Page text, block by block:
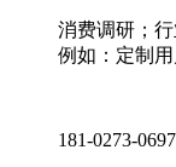
消费调研；
例如：定制
181-0273-0697